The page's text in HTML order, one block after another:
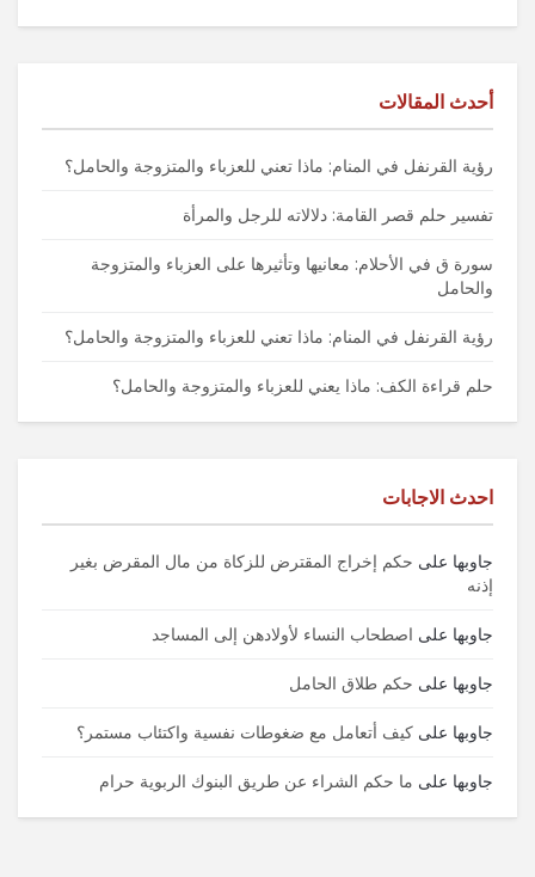
أحدث المقالات
رؤية القرنفل في المنام: ماذا تعني للعزباء والمتزوجة والحامل؟
تفسير حلم قصر القامة: دلالاته للرجل والمرأة
سورة ق في الأحلام: معانيها وتأثيرها على العزباء والمتزوجة
والحامل
رؤية القرنفل في المنام: ماذا تعني للعزباء والمتزوجة والحامل؟
حلم قراءة الكف: ماذا يعني للعزباء والمتزوجة والحامل؟
احدث الاجابات
جاوبها على حكم إخراج المقترض للزكاة من مال المقرض بغير
إذنه
جاوبها على اصطحاب النساء لأولادهن إلى المساجد
جاوبها على حكم طلاق الحامل
جاوبها على كيف أتعامل مع ضغوطات نفسية واكتئاب مستمر؟
جاوبها على ما حكم الشراء عن طريق البنوك الربوية حرام